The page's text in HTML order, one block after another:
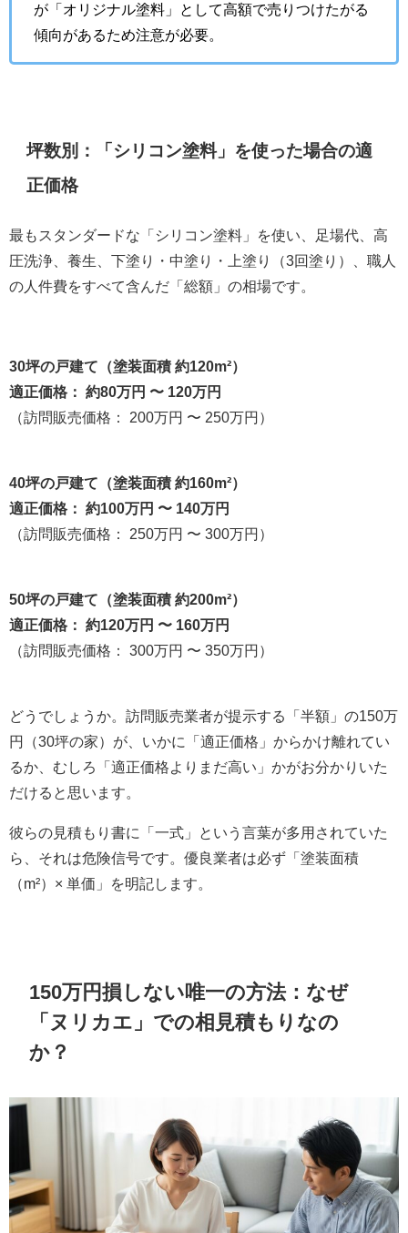
が「オリジナル塗料」として高額で売りつけたがる
傾向があるため注意が必要。
坪数別：「シリコン塗料」を使った場合の適
正価格
最もスタンダードな「シリコン塗料」を使い、足場代、高
圧洗浄、養生、下塗り・中塗り・上塗り（3回塗り）、職人
の人件費をすべて含んだ「総額」の相場です。
30坪の戸建て（塗装面積 約120m²）
適正価格： 約80万円 〜 120万円
（訪問販売価格： 200万円 〜 250万円）
40坪の戸建て（塗装面積 約160m²）
適正価格： 約100万円 〜 140万円
（訪問販売価格： 250万円 〜 300万円）
50坪の戸建て（塗装面積 約200m²）
適正価格： 約120万円 〜 160万円
（訪問販売価格： 300万円 〜 350万円）
どうでしょうか。訪問販売業者が提示する「半額」の150万
円（30坪の家）が、いかに「適正価格」からかけ離れてい
るか、むしろ「適正価格よりまだ高い」かがお分かりいた
だけると思います。
彼らの見積もり書に「一式」という言葉が多用されていた
ら、それは危険信号です。優良業者は必ず「塗装面積
（m²）× 単価」を明記します。
150万円損しない唯一の方法：なぜ
「ヌリカエ」での相見積もりなの
か？